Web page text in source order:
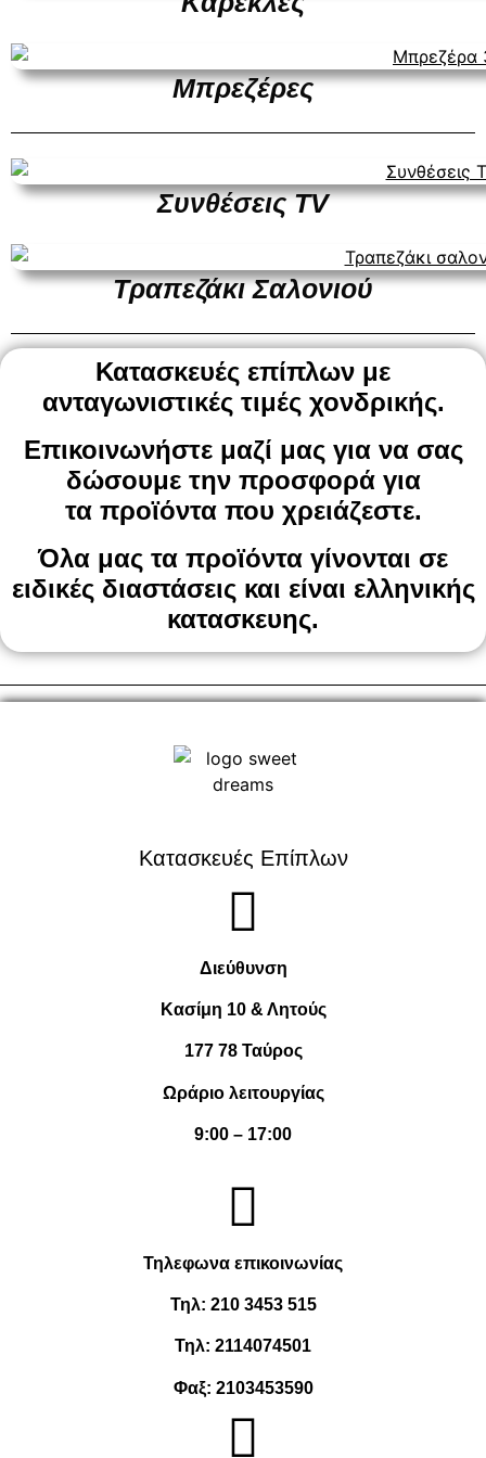
Μπρεζέρες
Συνθέσεις TV
Τραπεζάκι Σαλονιού
Κατασκευές επίπλων με
ανταγωνιστικές τιμέςχονδρικής.
Επικοινωνήστε μαζί μας για να σας
δώσουμε την προσφορά για
τα προϊόντα που χρειάζεστε.
Όλα μας τα προϊόντα γίνονται σε
ειδικές διαστάσεις και είναι ελληνικής
κατασκευης.
Κατασκευές Επίπλων
Διεύθυνση
Κασίμη 10 & Λητούς
177 78 Ταύρος
Ωράριο λειτουργίας
9:00 – 17:00
Τηλεφωνα επικοινωνίας
Τηλ: 210 3453 515
Τηλ: 2114074501
Φαξ: 2103453590